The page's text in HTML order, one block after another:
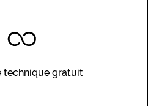
technique gratuit